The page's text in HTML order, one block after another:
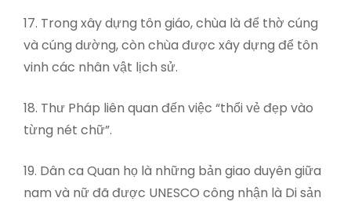
17. Trong xây dựng tôn giáo, chùa là để thờ cúng
và cúng dường, còn chùa được xây dựng để tôn
vinh các nhân vật lịch sử.
18. Thư Pháp liên quan đến việc “thổi vẻ đẹp vào
từng nét chữ”.
19. Dân ca Quan họ là những bản giao duyên giữa
nam và nữ đã được UNESCO công nhận là Di sản